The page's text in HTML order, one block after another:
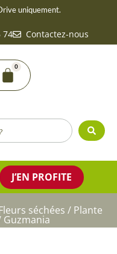
uniquement.
74 Contactez-nous
0
Panier
J’EN PROFITE
séchées / Plante
Guzmania